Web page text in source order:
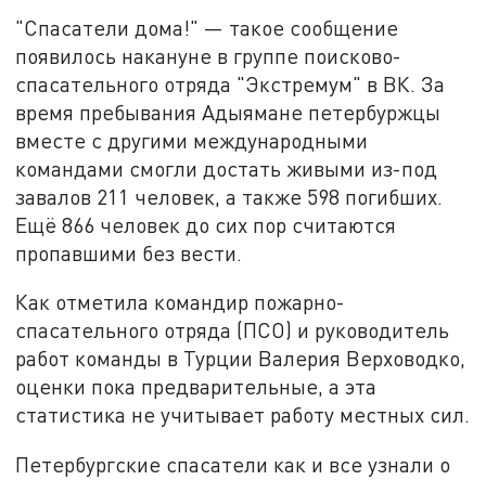
"Спасатели дома!" — такое сообщение
появилось накануне в группе поисково-
спасательного отряда "Экстремум" в ВК. За
время пребывания Адыямане петербуржцы
вместе с другими международными
командами смогли достать живыми из-под
завалов 211 человек, а также 598 погибших.
Ещё 866 человек до сих пор считаются
пропавшими без вести.
Как отметила командир пожарно-
спасательного отряда (ПСО) и руководитель
работ команды в Турции Валерия Верховодко,
оценки пока предварительные, а эта
статистика не учитывает работу местных сил.
Петербургские спасатели как и все узнали о